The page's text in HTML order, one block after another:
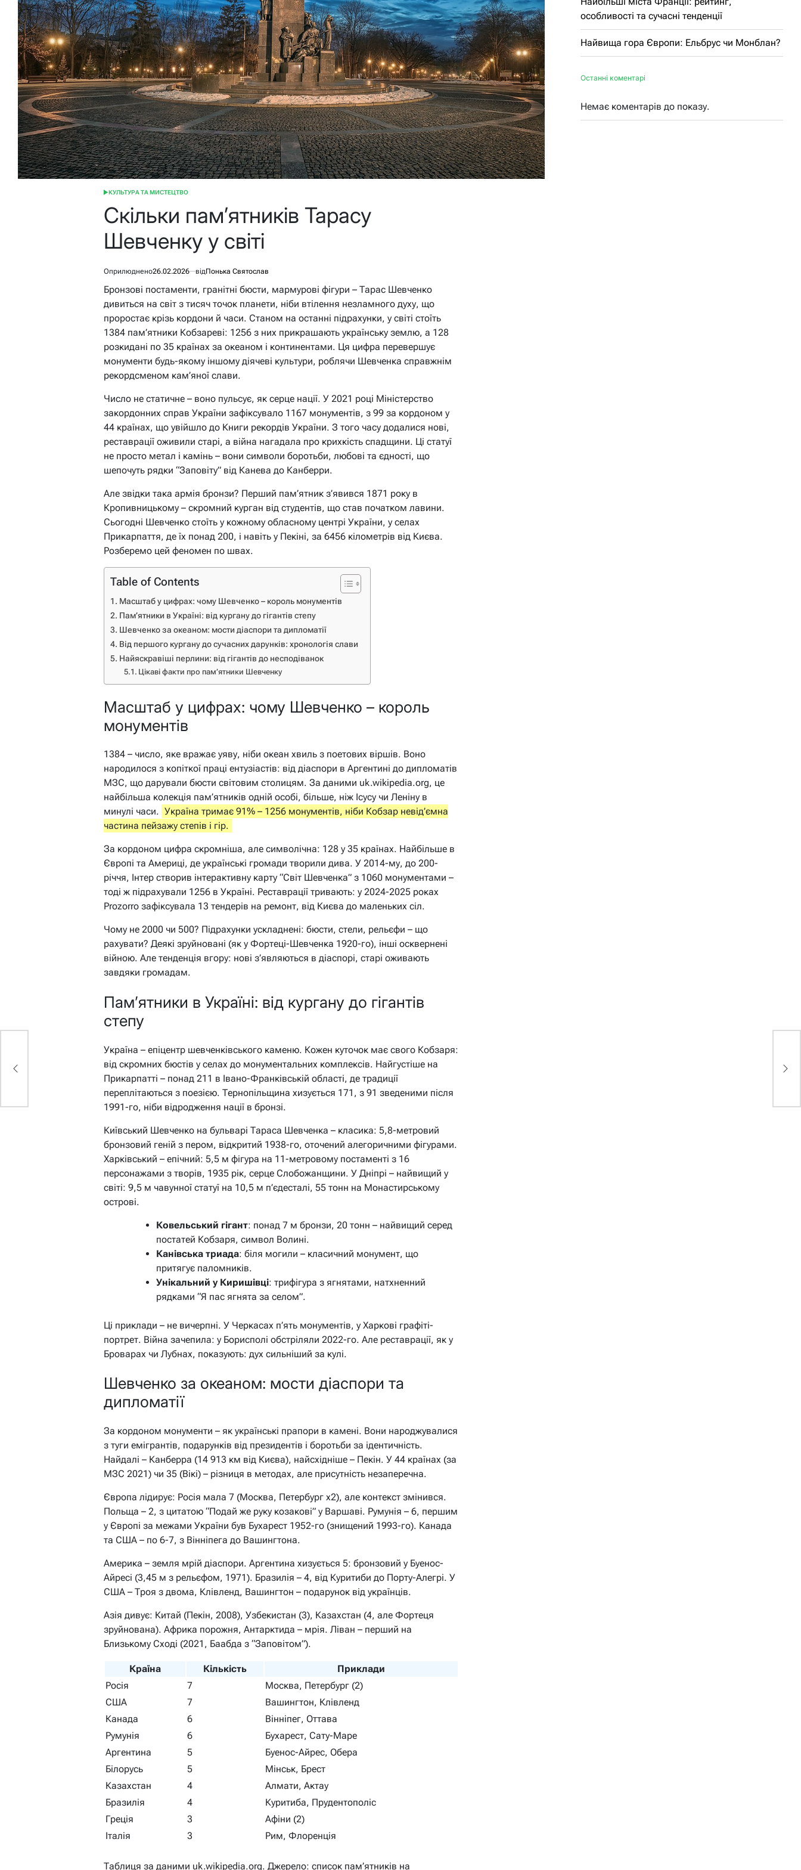
ОПУБЛІКУВАТИ
КУЛЬТУРА ТА МИСТЕЦТВО
Скільки пам’ятників Тарасу
Шевченку у світі
Оприлюднено26.02.2026 відПонька Святослав
Бронзові постаменти, гранітні бюсти, мармурові фігури – Тарас Шевченко
дивиться на світ з тисяч точок планети, ніби втілення незламного духу, що
проростає крізь кордони й часи. Станом на останні підрахунки, у світі стоїть
1384 пам’ятники Кобзареві: 1256 з них прикрашають українську землю, а 128
розкидані по 35 країнах за океаном і континентами. Ця цифра перевершує
монументи будь-якому іншому діячеві культури, роблячи Шевченка справжнім
рекордсменом кам’яної слави.
Число не статичне – воно пульсує, як серце нації. У 2021 році Міністерство
закордонних справ України зафіксувало 1167 монументів, з 99 за кордоном у
44 країнах, що увійшло до Книги рекордів України. З того часу додалися нові,
реставрації оживили старі, а війна нагадала про крихкість спадщини. Ці статуї
не просто метал і камінь – вони символи боротьби, любові та єдності, що
шепочуть рядки “Заповіту” від Канева до Канберри.
Але звідки така армія бронзи? Перший пам’ятник з’явився 1871 року в
Кропивницькому – скромний курган від студентів, що став початком лавини.
Сьогодні Шевченко стоїть у кожному обласному центрі України, у селах
Прикарпаття, де їх понад 200, і навіть у Пекіні, за 6456 кілометрів від Києва.
Розберемо цей феномен по швах.
Table of Contents
Масштаб у цифрах: чому Шевченко – король монументів
Пам’ятники в Україні: від кургану до гігантів степу
Шевченко за океаном: мости діаспори та дипломатії
Від першого кургану до сучасних дарунків: хронологія слави
Найяскравіші перлини: від гігантів до несподіванок
Цікаві факти про пам’ятники Шевченку
Масштаб у цифрах: чому Шевченко – король
монументів
1384 – число, яке вражає уяву, ніби океан хвиль з поетових віршів. Воно
народилося з копіткої праці ентузіастів: від діаспори в Аргентині до дипломатів
МЗС, що дарували бюсти світовим столицям. За даними uk.wikipedia.org, це
найбільша колекція пам’ятників одній особі, більше, ніж Ісусу чи Леніну в
минулі часи. Україна тримає 91% – 1256 монументів, ніби Кобзар невід’ємна
частина пейзажу степів і гір.
За кордоном цифра скромніша, але символічна: 128 у 35 країнах. Найбільше в
Європі та Америці, де українські громади творили дива. У 2014-му, до 200-
річчя, Інтер створив інтерактивну карту “Світ Шевченка” з 1060 монументами –
тоді ж підрахували 1256 в Україні. Реставрації тривають: у 2024-2025 роках
Prozorro зафіксувала 13 тендерів на ремонт, від Києва до маленьких сіл.
Чому не 2000 чи 500? Підрахунки ускладнені: бюсти, стели, рельєфи – що
рахувати? Деякі зруйновані (як у Фортеці-Шевченка 1920-го), інші осквернені
війною. Але тенденція вгору: нові з’являються в діаспорі, старі оживають
завдяки громадам.
Пам’ятники в Україні: від кургану до гігантів
степу
Україна – епіцентр шевченківського каменю. Кожен куточок має свого Кобзаря:
від скромних бюстів у селах до монументальних комплексів. Найгустіше на
Прикарпатті – понад 211 в Івано-Франківській області, де традиції
переплітаються з поезією. Тернопільщина хизується 171, з 91 зведеними після
1991-го, ніби відродження нації в бронзі.
Київський Шевченко на бульварі Тараса Шевченка – класика: 5,8-метровий
бронзовий геній з пером, відкритий 1938-го, оточений алегоричними фігурами.
Харківський – епічний: 5,5 м фігура на 11-метровому постаменті з 16
персонажами з творів, 1935 рік, серце Слобожанщини. У Дніпрі – найвищий у
світі: 9,5 м чавунної статуї на 10,5 м п’єдесталі, 55 тонн на Монастирському
острові.
Ковельський гігант: понад 7 м бронзи, 20 тонн – найвищий серед
постатей Кобзаря, символ Волині.
Канівська триада: біля могили – класичний монумент, що
притягує паломників.
Унікальний у Киришівці: трифігура з ягнятами, натхненний
рядками “Я пас ягнята за селом”.
Ці приклади – не вичерпні. У Черкасах п’ять монументів, у Харкові графіті-
портрет. Війна зачепила: у Борисполі обстріляли 2022-го. Але реставрації, як у
Броварах чи Лубнах, показують: дух сильніший за кулі.
Шевченко за океаном: мости діаспори та
дипломатії
За кордоном монументи – як українські прапори в камені. Вони народжувалися
з туги емігрантів, подарунків від президентів і боротьби за ідентичність.
Найдалі – Канберра (14 913 км від Києва), найсхідніше – Пекін. У 44 країнах (за
МЗС 2021) чи 35 (Вікі) – різниця в методах, але присутність незаперечна.
Європа лідирує: Росія мала 7 (Москва, Петербург х2), але контекст змінився.
Польща – 2, з цитатою “Подай же руку козакові” у Варшаві. Румунія – 6, першим
у Європі за межами України був Бухарест 1952-го (знищений 1993-го). Канада
та США – по 6-7, з Вінніпега до Вашингтона.
Америка – земля мрій діаспори. Аргентина хизується 5: бронзовий у Буенос-
Айресі (3,45 м з рельєфом, 1971). Бразилія – 4, від Куритиби до Порту-Алегрі. У
США – Троя з двома, Клівленд, Вашингтон – подарунок від українців.
Азія дивує: Китай (Пекін, 2008), Узбекистан (3), Казахстан (4, але Фортеця
зруйнована). Африка порожня, Антарктида – мрія. Ліван – перший на
Близькому Сході (2021, Баабда з “Заповітом”).
Країна Кількість
Приклади
Росія
7
Москва, Петербург (2)
США
7
Вашингтон, Клівленд
Канада
6
Вінніпег, Оттава
Румунія
6
Бухарест, Сату-Маре
Аргентина
5
Буенос-Айрес, Обера
Білорусь
5
Мінськ, Брест
Казахстан
4
Алмати, Актау
Бразилія
4
Куритиба, Прудентополіс
Греція
3
Афіни (2)
Італія
3 Рим, Флоренція
Таблиця за даними uk.wikipedia.org. Джерело: список пам’ятників на
особливості та сучасні тенденції
Найвища гора Європи: Ельбрус чи Монблан?
Останні коментарі
Немає коментарів до показу.